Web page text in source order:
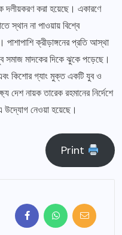
দলীয়করণ করা হয়েছে। একারণে
স্থান না পাওয়ায় বিশ্বে
পাশাপাশি ক্রীড়াঙ্গনের প্রতি আস্থা
সমাজ মাদকের দিকে ঝুকে পড়েছে।
কিশোর গ্যাং মুক্ত একটি যুব ও
দেশ নায়ক তারেক রহমানের নির্দেশে
উদ্যোগ নেওয়া হয়েছে।
Print